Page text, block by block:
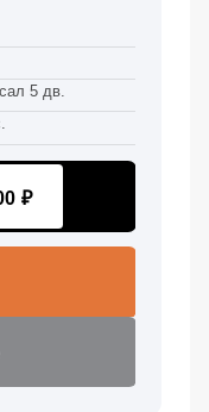
5 дв.
₽